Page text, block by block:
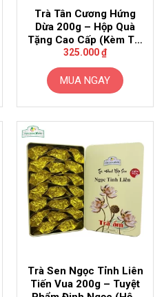
Trà Tân Cương Hứng
Dừa 200g – Hộp Quà
Tặng Cao Cấp (Kèm Túi
Giấy)
325.000₫
MUA NGAY
Trà Sen Ngọc Tỉnh Liên
Tiến Vua 200g – Tuyệt